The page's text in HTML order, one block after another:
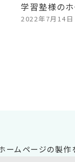
学習塾様の
2022年7月14日